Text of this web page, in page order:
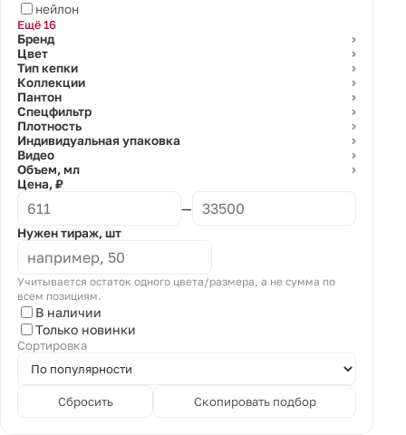
нейлон
Ещё 16
Бренд
⌄
Цвет ⌄
Тип кепки ⌄
Коллекции ⌄
Пантон ⌄
Спецфильтр ⌄
Плотность ⌄
Индивидуальная упаковка ⌄
Видео ⌄
Объем, мл ⌄
Цена, ₽
—
Нужен тираж, шт
Учитывается остаток одного цвета/размера, а не сумма по
всем позициям.
В наличии
Только новинки
Сортировка
Сбросить Скопировать подбор